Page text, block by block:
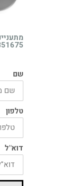
052-
שם
טלפון
דוא"ל